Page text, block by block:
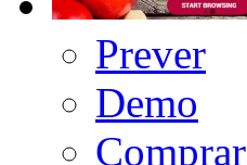
Prever
Demo
Comprar